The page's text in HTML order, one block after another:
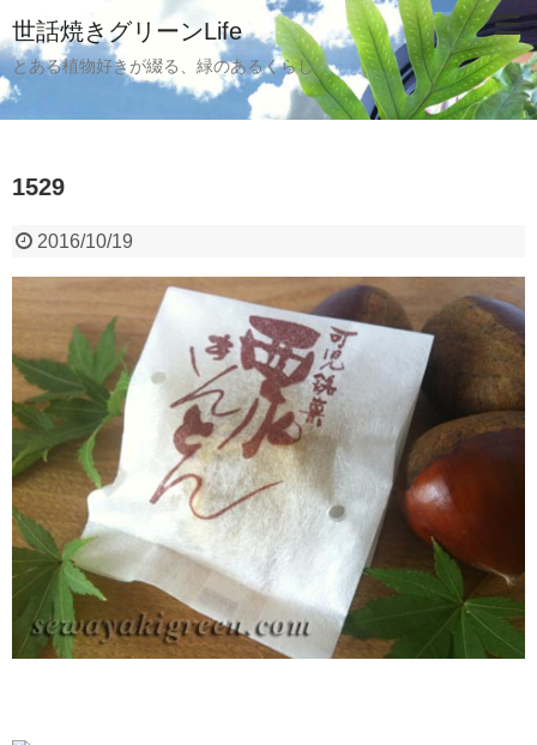
世話焼きグリーンLife
とある植物好きが綴る、緑のあるくらし
1529
2016/10/19